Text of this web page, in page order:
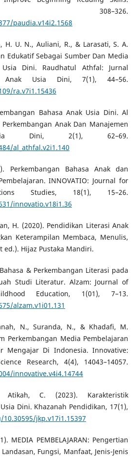
308–326.
paudia.v14i2.1568
H. U. N., Auliani, R., & Larasati, S. A.
Edukatif Sebagai Sumber Dan Media
Usia Dini. Raudhatul Athfal: Jurnal
Anak Usia Dini, 7(1), 44–56.
ra.v7i1.15436
Bahasa Anak Usia Dini. Al
Anak Dan Manajemen
Dini, 2(1), 62–69.
al_athfal.v2i1.140
Perkembangan Bahasa Anak dan
INNOVATIO: Journal for
Studies, 18(1), 15–26.
innovatio.v18i1.36
H. (2020). Pendidikan Literasi Anak
Keterampilan Membaca, Menulis,
ed.). Hijaz Pustaka Mandiri.
& Perkembangan Literasi pada
Studi Literatur. Alzam: Journal of
Education, 1(01), 7–13.
alzam.v1i01.131
N., Suranda, N., & Khadafi, M.
Perkembangan Media Pembelajaran
Mengajar Di Indonesia. Innovative:
Research, 4(4), 14043–14057.
innovative.v4i4.14744
C. (2023). Karakteristik
Dini. Khazanah Pendidikan, 17(1),
jkp.v17i1.15397
MEDIA PEMBELAJARAN: Pengertian
Fungsi, Manfaat, Jenis-Jenis